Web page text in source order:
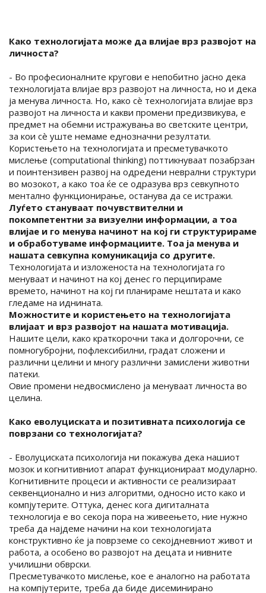
Како технологијата може да влијае врз развојот на
личноста?
- Во професионалните кругови е непобитно јасно дека
технологијата влијае врз развојот на личноста, но и дека
ја менува личноста. Но, како сè технологијата влијае врз
развојот на личноста и какви промени предизвикува, е
предмет на обемни истражувања во светските центри,
за кои сè уште немаме еднозначни резултати.
Користењето на технологијата и пресметувачкото
мислење (computational thinking) поттикнуваат позабрзан
и поинтензивен развој на одредени неврални структури
во мозокот, а како тоа ќе се одразува врз севкупното
ментално функционирање, останува да се истражи.
Луѓето стануваат почувствителни и
покомпетентни за визуелни информации, а тоа
влијае и го менува начинот на кој ги структурираме
и обработуваме информациите. Тоа ја менува и
нашата севкупна комуникација со другите.
Технологијата и изложеноста на технологијата го
менуваат и начинот на кој денес го перципираме
времето, начинот на кој ги планираме нештата и како
гледаме на иднината.
Можностите и користењето на технологијата
влијаат и врз развојот на нашата мотивација.
Нашите цели, како краткорочни така и долгорочни, се
помногубројни, пофлексибилни, градат сложени и
различни целини и многу различни замислени животни
патеки.
Овие промени недвосмислено ја менуваат личноста во
целина.
Како еволуциската и позитивната психологија се
поврзани со технологијата?
- Еволуциската психологија ни покажува дека нашиот
мозок и когнитивниот апарат функционираат модуларно.
Когнитивните процеси и активности се реализираат
секвенционално и низ алгоритми, односно исто како и
компјутерите. Оттука, денес кога дигиталната
технологија е во секоја пора на живеењето, ние нужно
треба да најдеме начини на кои технологијата
конструктивно ќе ја поврземе со секојдневниот живот и
работа, а особено во развојот на децата и нивните
училишни обврски.
Пресметувачкото мислење, кое е аналогно на работата
на компјутерите, треба да биде дисеминирано